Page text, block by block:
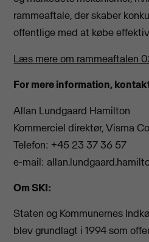
rammeaftale, der skaber
offentlige med at købe
Læs mere om rammeaftalen
For mere information,
Allan Lundgaard Hamilton
Kommerciel direktør, Visma
Telefon: +45 23 37 36 57
e-mail:
Om SKI:
Staten og Kommunernes
blev grundlagt i 1994 som